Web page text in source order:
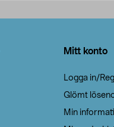
Mitt konto
Logga in/
Glömt
Min